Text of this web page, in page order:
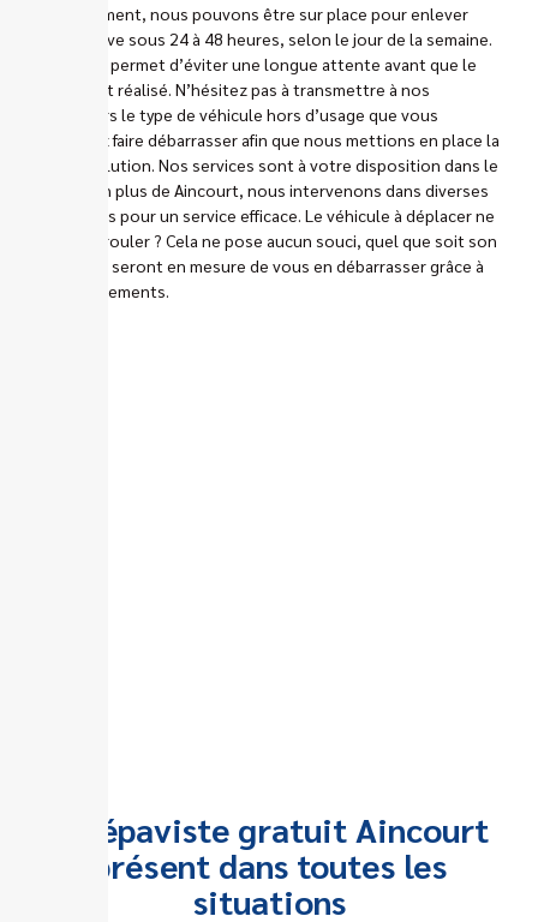
Généralement, nous pouvons être sur place pour enlever
votre épave sous 24 à 48 heures, selon le jour de la semaine.
Cela vous permet d’éviter une longue attente avant que le
travail soit réalisé. N’hésitez pas à transmettre à nos
conseillers le type de véhicule hors d’usage que vous
souhaitez faire débarrasser afin que nous mettions en place la
bonne solution. Nos services sont à votre disposition dans le
95510 : en plus de Aincourt, nous intervenons dans diverses
communes pour un service efficace. Le véhicule à déplacer ne
peut pas rouler ? Cela ne pose aucun souci, quel que soit son
état nous seront en mesure de vous en débarrasser grâce à
nos équipements.
Un épaviste gratuit Aincourt
présent dans toutes les
situations